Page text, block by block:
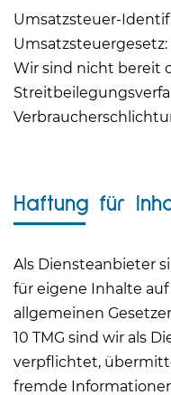
Umsatzsteuer-
Umsatzsteuergesetz:
Wir sind nicht bereit
Haftung für
Als Diensteanbieter
für eigene Inhalte
allgemeinen
10 TMG sind wir als
verpflichtet,
fremde